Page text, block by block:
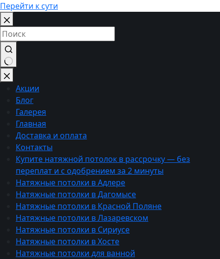
Перейти к сути
Ничего
не
найдено
Акции
Блог
Галерея
Главная
Доставка и оплата
Контакты
Купите натяжной потолок в рассрочку — без
переплат и с одобрением за 2 минуты
Натяжные потолки в Адлере
Натяжные потолки в Дагомысе
Натяжные потолки в Красной Поляне
Натяжные потолки в Лазаревском
Натяжные потолки в Сириусе
Натяжные потолки в Хосте
Натяжные потолки для ванной